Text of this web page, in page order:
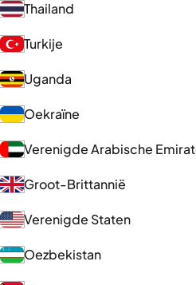
Thailand
Turkije
Uganda
Oekraïne
Verenigde Arabische
Groot-Brittannië
Verenigde Staten
Oezbekistan